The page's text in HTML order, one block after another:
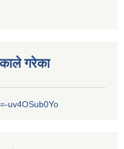
गरेका
uv4OSub0Yo